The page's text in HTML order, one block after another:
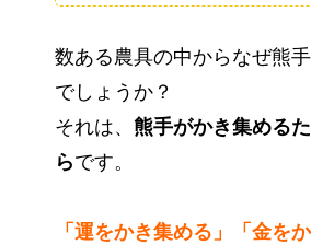
数ある農具の中からなぜ熊
でしょうか？
それは、 熊手がかき集める
らです。
「運をかき集める」「金をか